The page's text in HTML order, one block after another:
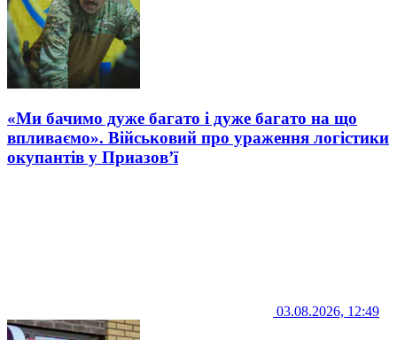
«Ми бачимо дуже багато і дуже багато на що
впливаємо». Військовий про ураження логістики
окупантів у Приазов’ї
03.08.2026, 12:49